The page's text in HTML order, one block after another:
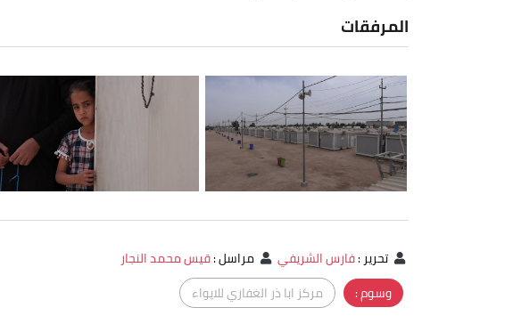
المرفقات
تحرير:فارس الشريفي مراسل:قيس محمد النجار
وسوم :
مركز ابا ذر الغفاري للايواء